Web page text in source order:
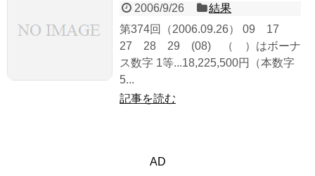
2006/9/26
結果
第374回（2006.09.26） 09 17
27 28 29 (08) （ ）はボーナ
ス数字 1等...18,225,500円（本数字
5...
記事を読む
AD